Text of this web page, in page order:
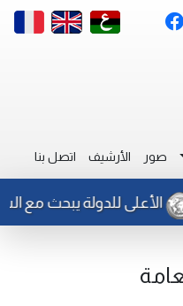
صور الأرشيف اتصل بنا
للدولة يبحث مع السفير